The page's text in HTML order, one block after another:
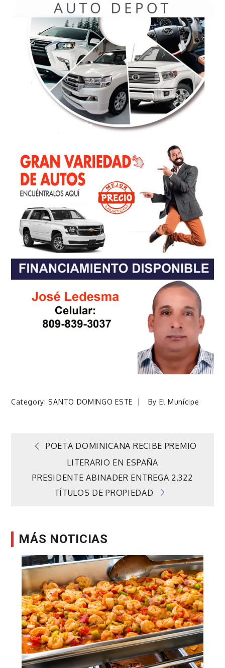
Category: SANTO DOMINGO ESTE By El Munícipe
Navegación
de
POETA DOMINICANA RECIBE PREMIO
LITERARIO EN ESPAÑA
PRESIDENTE ABINADER ENTREGA 2,322
TÍTULOS DE PROPIEDAD
MÁS NOTICIAS